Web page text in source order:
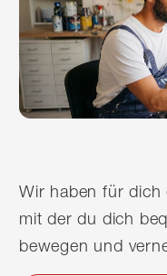
Wir haben für dich
mit der du dich
bewegen und